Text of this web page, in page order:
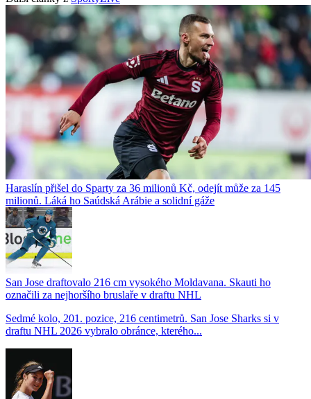
Haraslín přišel do Sparty za 36 milionů Kč, odejít může za 145
milionů. Láká ho Saúdská Arábie a solidní gáže
San Jose draftovalo 216 cm vysokého Moldavana. Skauti ho
označili za nejhoršího bruslaře v draftu NHL
Sedmé kolo, 201. pozice, 216 centimetrů. San Jose Sharks si v
draftu NHL 2026 vybralo obránce, kterého...